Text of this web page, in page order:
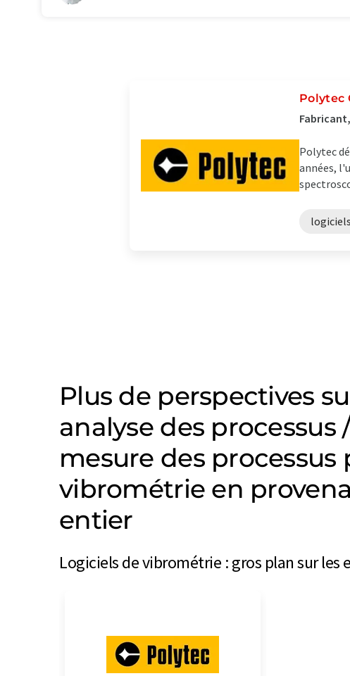
Polytec
Polytec
années,
Plus de perspectives
analyse des
mesure des
vibrométrie en
entier
Logiciels de vibrométrie : gros plan sur